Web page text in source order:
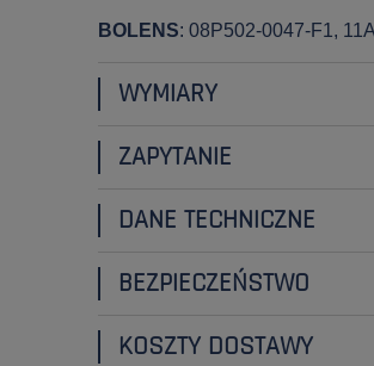
BOLENS: 08P502-0047-F1,
WYMIARY
ZAPYTANIE
DANE TECHNICZNE
BEZPIECZEŃSTWO
KOSZTY DOSTAWY